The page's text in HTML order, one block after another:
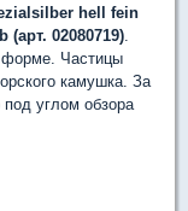
hell fein
02080719).
форме. Частицы
камушка. За
углом обзора